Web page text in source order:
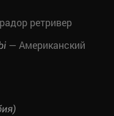
ретривер
— Американский